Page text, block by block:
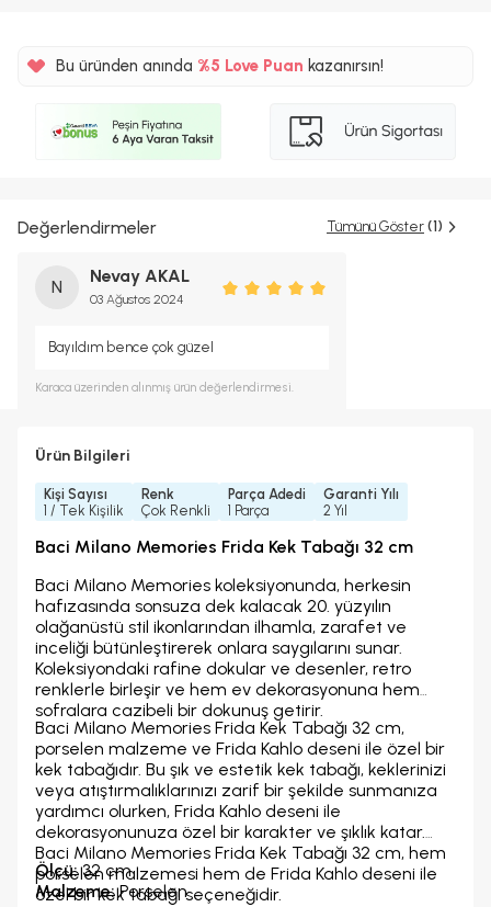
Bu üründen anında %5
%5
Love Puan kazanırsın!
Değerlendirmeler Tümünü Göster (1)
N
Nevay AKAL
03 Ağustos 2024
Bayıldım bence çok güzel
Karaca üzerinden alınmış ürün değerlendirmesi.
Ürün Bilgileri
Kişi Sayısı
1 / Tek Kişilik
Renk
Çok Renkli
Parça Adedi
1 Parça
Garanti Yılı
2 Yıl
Baci Milano Memories Frida Kek Tabağı 32 cm
Baci Milano Memories koleksiyonunda, herkesin
hafızasında sonsuza dek kalacak 20. yüzyılın
olağanüstü stil ikonlarından ilhamla, zarafet ve
inceliği bütünleştirerek onlara saygılarını sunar.
Koleksiyondaki rafine dokular ve desenler, retro
renklerle birleşir ve hem ev dekorasyonuna hem
sofralara cazibeli bir dokunuş getirir.
Baci Milano Memories Frida Kek Tabağı 32 cm,
porselen malzeme ve Frida Kahlo deseni ile özel bir
kek tabağıdır. Bu şık ve estetik kek tabağı, keklerinizi
veya atıştırmalıklarınızı zarif bir şekilde sunmanıza
yardımcı olurken, Frida Kahlo deseni ile
dekorasyonunuza özel bir karakter ve şıklık katar.
Baci Milano Memories Frida Kek Tabağı 32 cm, hem
porselen malzemesi hem de Frida Kahlo deseni ile
özel bir kek tabağı seçeneğidir.
Ölçü:32 cm
Malzeme:Porselen